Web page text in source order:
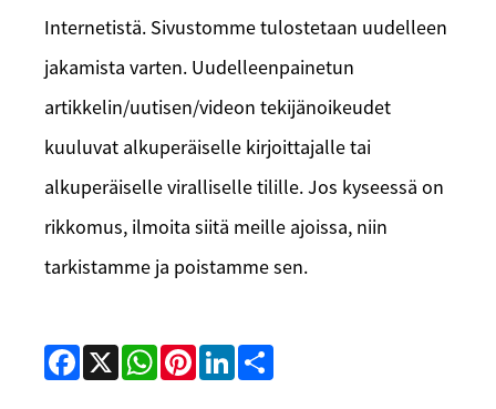
Internetistä. Sivustomme tulostetaan uudelleen
jakamista varten. Uudelleenpainetun
artikkelin/uutisen/videon tekijänoikeudet
kuuluvat alkuperäiselle kirjoittajalle tai
alkuperäiselle viralliselle tilille. Jos kyseessä on
rikkomus, ilmoita siitä meille ajoissa, niin
tarkistamme ja poistamme sen.
Facebook
X WhatsAppPinterestLinkedIn